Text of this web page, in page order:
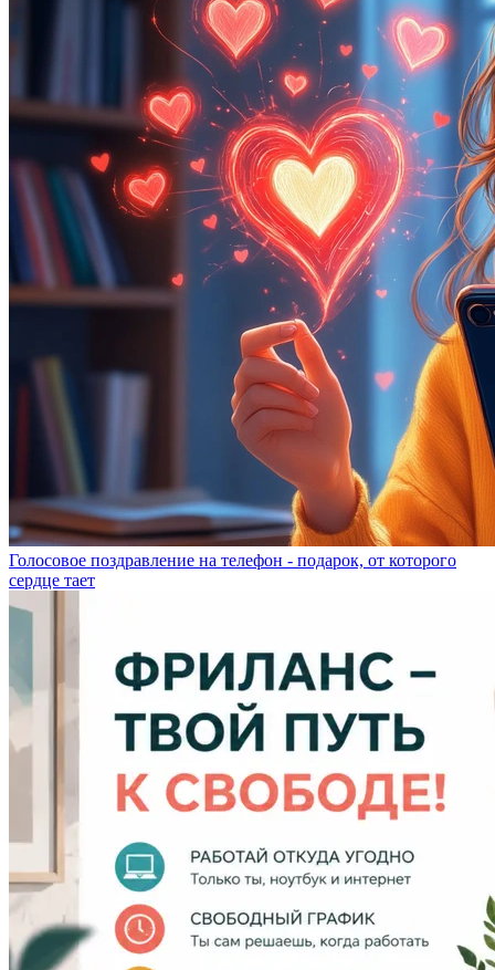
Голосовое поздравление на телефон - подарок, от которого
сердце тает